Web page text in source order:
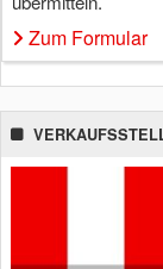
Zum Formular